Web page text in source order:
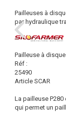
Pailleuses à
par hydraulique
Pailleuse à
Réf :
25490
Article SCAR
La pailleuse
qui permet un